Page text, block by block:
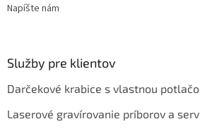
Napíšte nám
Služby pre klientov
Darčekové krabice s vlastnou
Laserové gravírovanie príborov a